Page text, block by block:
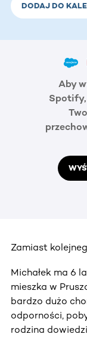
DODAJ DO
Aby
Zamiast
Michałek ma 6
mieszka w
bardzo dużo
odporności,
rodzina